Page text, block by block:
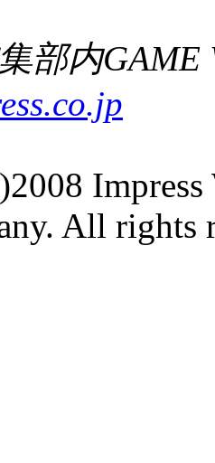
部内GAME
Impress
All rights